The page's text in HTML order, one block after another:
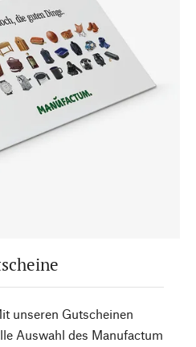
unseren Gutscheinen
Auswahl des Manufactum